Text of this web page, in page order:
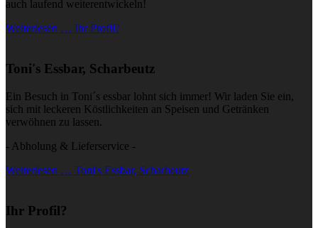
auch laufend weiterentwickeln!
Weiterlesen … Ihr Profil?
Toni's Essbar, Scharbeutz
Ein Besuch in Toni´s essbar lohnt sich immer! Wir laden Sie ein,
sich mit leckeren Köstlichkeiten an Speisen und Getränken
verwöhnen zu lassen.
- Abholung & Lieferservice -
Weiterlesen … Toni's Essbar, Scharbeutz
Ihr Profil?